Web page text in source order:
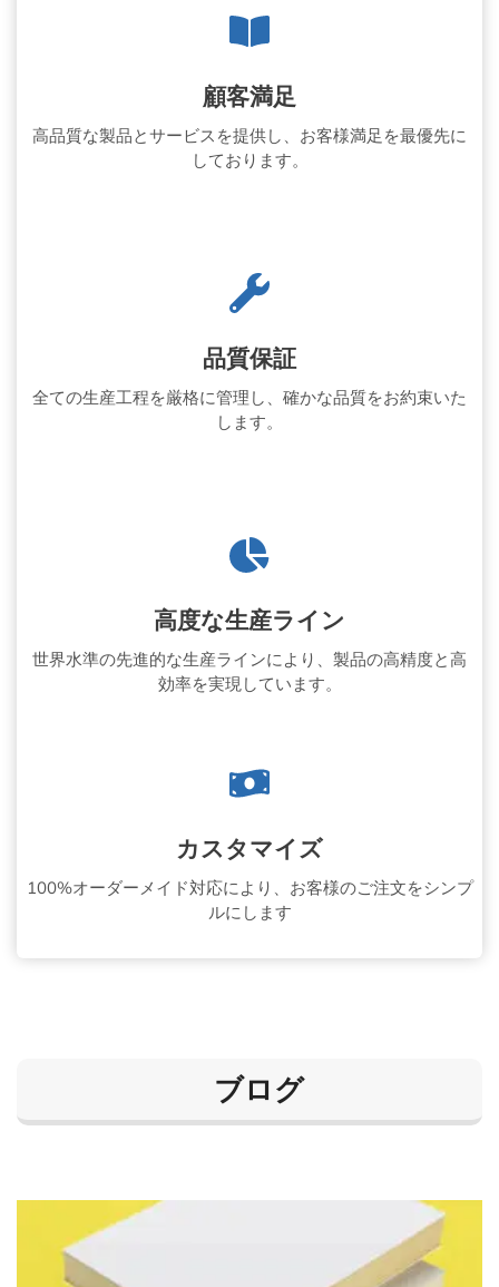
顧客満足
高品質な製品とサービスを提供し、お客様満足を最優先に
しております。
品質保証
全ての生産工程を厳格に管理し、確かな品質をお約束いた
します。
高度な生産ライン
世界水準の先進的な生産ラインにより、製品の高精度と高
効率を実現しています。
カスタマイズ
100%オーダーメイド対応により、お客様のご注文をシンプ
ルにします
ブログ